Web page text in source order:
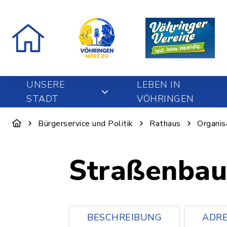
UNSERE
STADT
LEBEN IN
VÖHRINGEN
Bürgerservice und Politik Rathaus
Straßenbau
BESCHREIBUNG